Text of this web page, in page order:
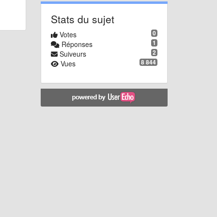
Stats du sujet
0
Votes
1
Réponses
2
Suiveurs
8 844
Vues